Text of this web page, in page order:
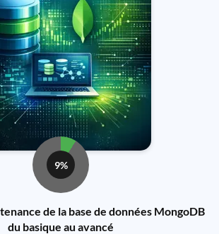
9%
de la base de données MongoDB
du basique au avancé